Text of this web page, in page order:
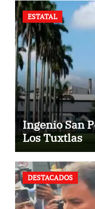
ESTATAL
Ingenio San
Los Tuxtlas
DESTACADOS